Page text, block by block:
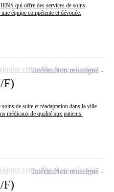
qui offre des services de soins
équipe compétente et dévouée.
F)
de suite et réadaptation dans la ville
médicaux de qualité aux patients.
IntérimNon renseigné
cette offre à ma sélection
F)
IntérimNon renseigné
cette offre à ma sélection